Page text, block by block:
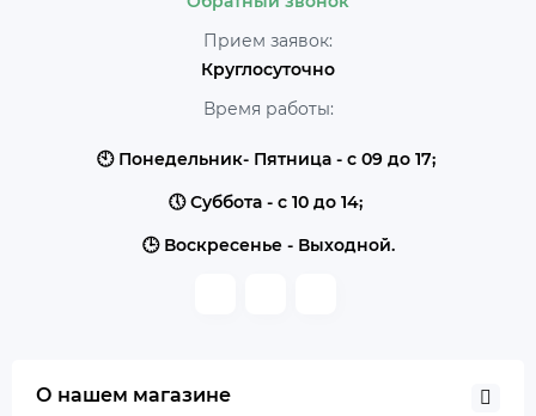
Прием заявок:
Круглосуточно
Время работы:
🕙 Понедельник- Пятница - с 09 до 17;
🕔 Суббота - с 10 до 14;
🕒 Воскресенье - Выходной.
О нашем магазине